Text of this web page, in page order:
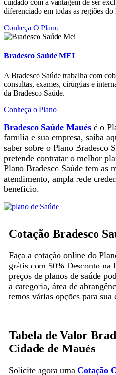
cuidado com a vantagem de ser
diferenciado em todas as regiões do
Conheça O Plano
Bradesco Saúde MEI
A Bradesco Saúde trabalha com
consultas, exames, cirurgias e
da Bradesco Saúde.
Conheça o Plano
Bradesco Saúde Maués é o
família e sua empresa, saiba
saber sobre o Plano Bradesco
pretende contratar o melhor
Plano Bradesco Saúde tem as
atendimento, ampla rede
beneficio.
Cotação Bradesco
Faça a cotação online do
grátis com 50% Desconto na
preços de planos de saúde
a categoria, área de
temos várias opções para sua
Tabela de Valor
Cidade de Maués
Solicite agora uma Cotação